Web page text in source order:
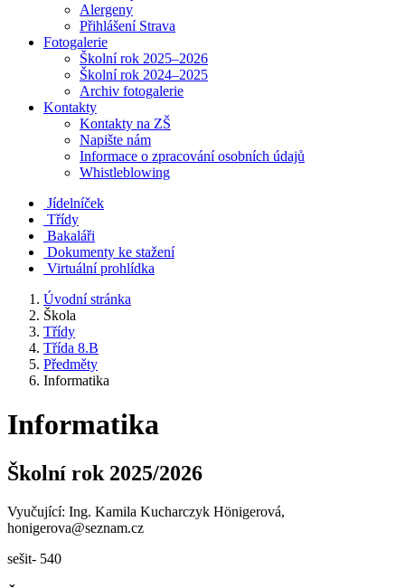
Alergeny
Přihlášení Strava
Fotogalerie
Školní rok 2025–2026
Školní rok 2024–2025
Archiv fotogalerie
Kontakty
Kontakty na ZŠ
Napište nám
Informace o zpracování osobních údajů
Whistleblowing
Jídelníček
Třídy
Bakaláři
Dokumenty ke stažení
Virtuální prohlídka
Úvodní stránka
Škola
Třídy
Třída 8.B
Předměty
Informatika
Informatika
Školní rok 2025/2026
Vyučující: Ing. Kamila Kucharczyk Hönigerová,
honigerova@seznam.cz
sešit- 540